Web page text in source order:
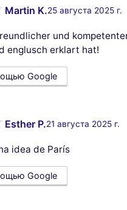
Martin K.25 августа 2025 г.
und
englusch erklart hat!
Google
Esther P.21 августа 2025 г.
idea de París
Google